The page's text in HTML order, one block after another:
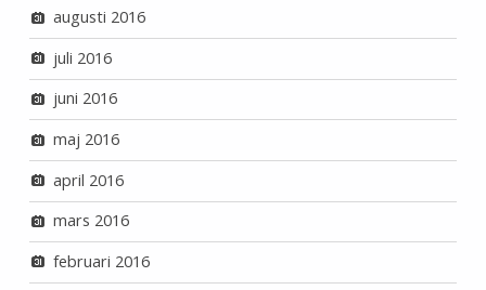
augusti 2016
juli 2016
juni 2016
maj 2016
april 2016
mars 2016
februari 2016